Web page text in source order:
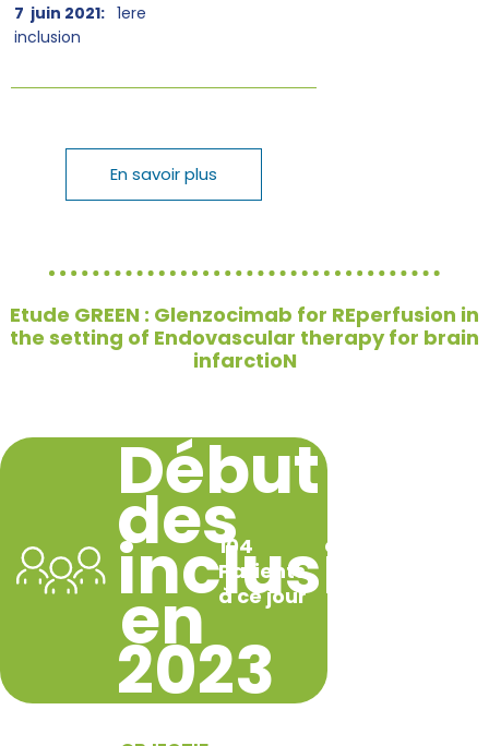
7 juin 2021: 1ere
inclusion
En savoir plus
Etude GREEN : Glenzocimab for REperfusion in
the setting of Endovascular therapy for brain
infarctioN
Début
des
inclusions
en
2023
104
Patients
à ce jour